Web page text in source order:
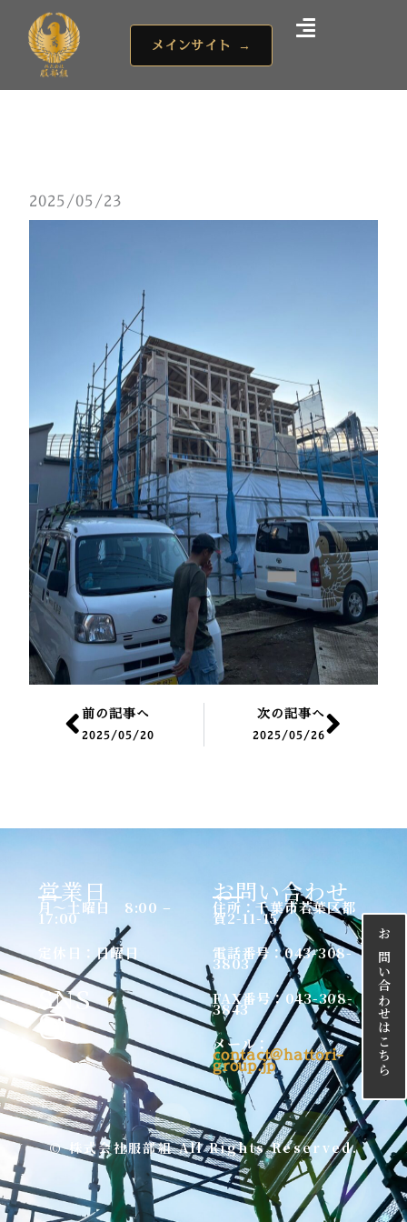
キ
メインサイト →
お問い合わせはこちら
2025/05/23
Prev
前の記事へ
2025/05/20
次の記事へ
2025/05/26
営業日
月〜土曜日 8:00 –
17:00
定休日：日曜日
SNS
I
n
s
t
a
g
お問い合わせ
住所：千葉市若葉区都
賀2-11-15
電話番号：043-308-
3803
FAX番号：043-308-
3843
メール：
contact@hattori-
group.jp
© 株式会社服部組 All Rights Reserved.